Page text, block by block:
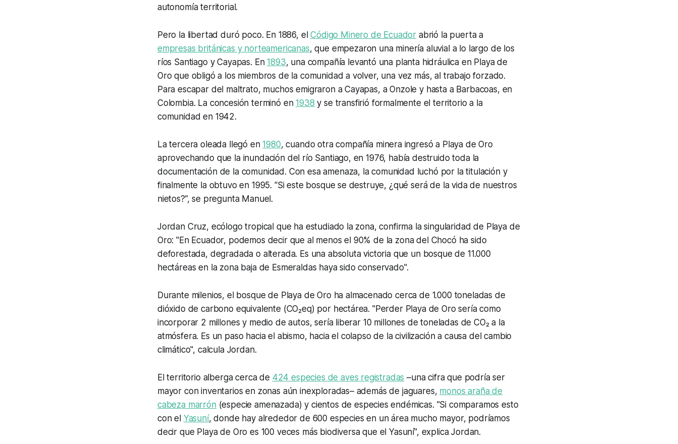
autonomía territorial.
Pero la libertad duró poco. En 1886, elCódigo Minero de Ecuador abrió la puerta a
empresas británicas y norteamericanas, que empezaron una minería aluvial a lo largo de los
ríos Santiago y Cayapas. En1893, una compañía levantó una planta hidráulica en Playa de
Oro que obligó a los miembros de la comunidad a volver, una vez más, al trabajo forzado.
Para escapar del maltrato, muchos emigraron a Cayapas, a Onzole y hasta a Barbacoas, en
Colombia. La concesión terminó en1938 y se transfirió formalmente el territorio a la
comunidad en 1942.
La tercera oleada llegó en1980, cuando otra compañía minera ingresó a Playa de Oro
aprovechando que la inundación del río Santiago, en 1976, había destruido toda la
documentación de la comunidad. Con esa amenaza, la comunidad luchó por la titulación y
finalmente la obtuvo en 1995. “Si este bosque se destruye, ¿qué será de la vida de nuestros
nietos?”, se pregunta Manuel.
Jordan Cruz, ecólogo tropical que ha estudiado la zona, confirma la singularidad de Playa de
Oro: "En Ecuador, podemos decir que al menos el 90% de la zona del Chocó ha sido
deforestada, degradada o alterada. Es una absoluta victoria que un bosque de 11.000
hectáreas en la zona baja de Esmeraldas haya sido conservado".
Durante milenios, el bosque de Playa de Oro ha almacenado cerca de 1.000 toneladas de
dióxido de carbono equivalente (CO₂eq) por hectárea. "Perder Playa de Oro sería como
incorporar 2 millones y medio de autos, sería liberar 10 millones de toneladas de CO₂ a la
atmósfera. Es un paso hacia el abismo, hacia el colapso de la civilización a causa del cambio
climático", calcula Jordan.
El territorio alberga cerca de 424 especies de aves registradas –una cifra que podría ser
mayor con inventarios en zonas aún inexploradas– además de jaguares, monos araña de
cabeza marrón (especie amenazada) y cientos de especies endémicas. "Si comparamos esto
con el Yasuní, donde hay alrededor de 600 especies en un área mucho mayor, podríamos
decir que Playa de Oro es 100 veces más biodiversa que el Yasuní", explica Jordan.